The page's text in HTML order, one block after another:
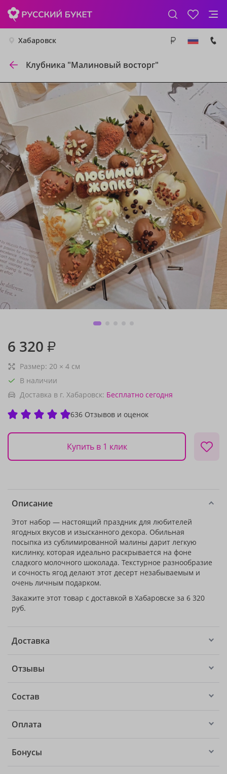
Хабаровск
Клубника "Малиновый восторг"
6 320 ₽
Размер: 20 × 4 см
В наличии
Доставка в г. Хабаровск: Бесплатно сегодня
636 Отзывов и оценок
Купить в 1 клик
Описание
Этот набор — настоящий праздник для любителей
ягодных вкусов и изысканного декора. Обильная
посыпка из сублимированной малины дарит легкую
кислинку, которая идеально раскрывается на фоне
сладкого молочного шоколада. Текстурное разнообразие
и сочность ягод делают этот десерт незабываемым и
очень личным подарком.
Закажите этот товар с доставкой в Хабаровске за 6 320
руб.
Доставка
Отзывы
Состав
Оплата
Бонусы